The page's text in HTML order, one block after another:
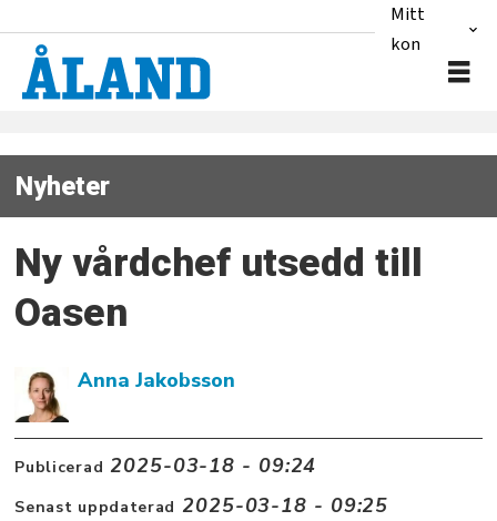
Mitt
konto
Nyheter
Ny vårdchef utsedd till
Oasen
Anna Jakobsson
Publicerad 2025-03-18 - 09:24
Senast uppdaterad 2025-03-18 - 09:25